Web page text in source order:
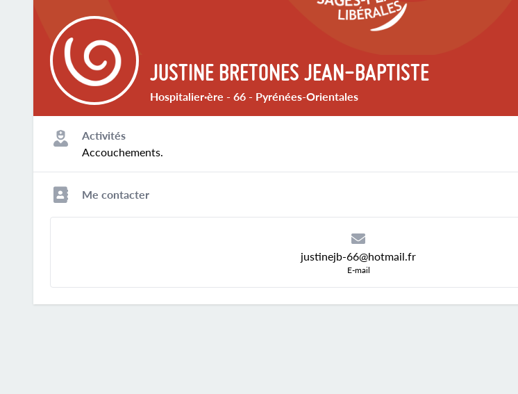
JUSTINE BRETONES JEAN-BAPTISTE
Hospitalier·ère - 66 - Pyrénées-Orientales
Activités
Accouchements.
Me contacter
justinejb-66@hotmail.fr
E-mail